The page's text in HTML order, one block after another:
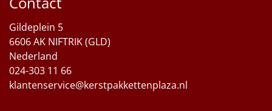
Sinterklaaspakketten
Particulier
Kerstgeschenken 2026
Gildeplein 5
6606 AK NIFTRIK (GLD)
Nederland
024-303 11 66
klantenservice@kerstpakkettenplaza.nl